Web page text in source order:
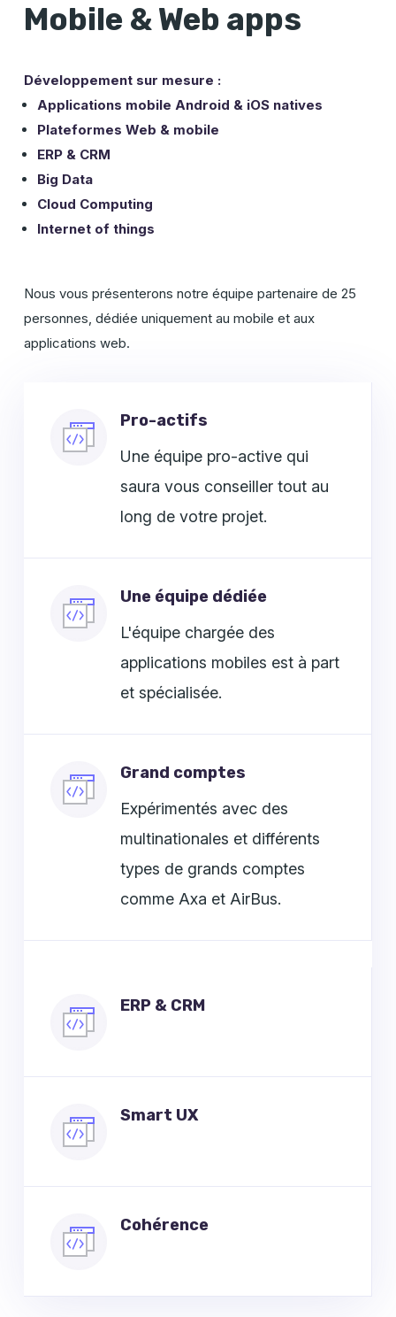
Mobile & Web apps
Développement sur mesure :
Applications mobile Android & iOS natives
Plateformes Web & mobile
ERP & CRM
Big Data
Cloud Computing
Internet of things
Nous vous présenterons notre équipe partenaire de 25
personnes, dédiée uniquement au mobile et aux
applications web.
Pro-actifs
Une équipe pro-active qui
saura vous conseiller tout au
long de votre projet.
Une équipe dédiée
L'équipe chargée des
applications mobiles est à part
et spécialisée.
Grand comptes
Expérimentés avec des
multinationales et différents
types de grands comptes
comme Axa et AirBus.
ERP & CRM
Smart UX
Cohérence